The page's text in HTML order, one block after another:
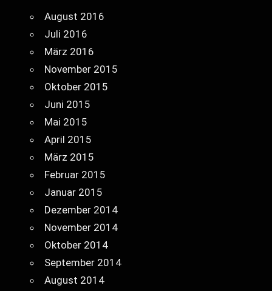
August 2016
Juli 2016
März 2016
November 2015
Oktober 2015
Juni 2015
Mai 2015
April 2015
März 2015
Februar 2015
Januar 2015
Dezember 2014
November 2014
Oktober 2014
September 2014
August 2014